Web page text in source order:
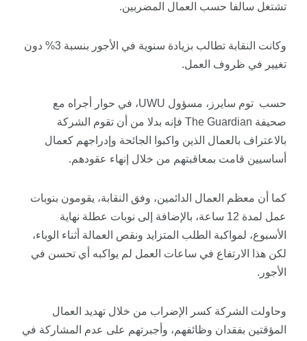
تشتغل سالفا حسب العمال المضربين.
وكانت النقابة تطالب بزيادة سنوية في الأجور بنسبة 3% دون
تغيير في ظروف العمل.
حسب توم سايرز، مسؤول UWU، في حوار أجراه مع
صحيفة The Guardian فإنه بدلا من أن تقوم الشركة
بالاعتراف بالعمال الذين واكبوا الجائحة وإدراجهم كعمال
أساسيين قامت بمعاقبتهم من خلال إنهاء عقودهم.
كما أن معظم العمال الدائمين، وفق النقابة، يقومون بنوبات
عمل لمدة 12 ساعة، بالإضافة إلى نوبات عطلة نهاية
الأسبوع، لمواكبة الطلب المتزايد ونقص العمالة أثناء الوباء،
لكن هذا الارتفاع في ساعات العمل لم يواكبه أي تحسن في
الأجور.
وحاولت الشركة كسر الإضراب من خلال تهديد العمال
المؤقتين بفقدان وظائفهم، وأجبرتهم على عدم المشاركة في